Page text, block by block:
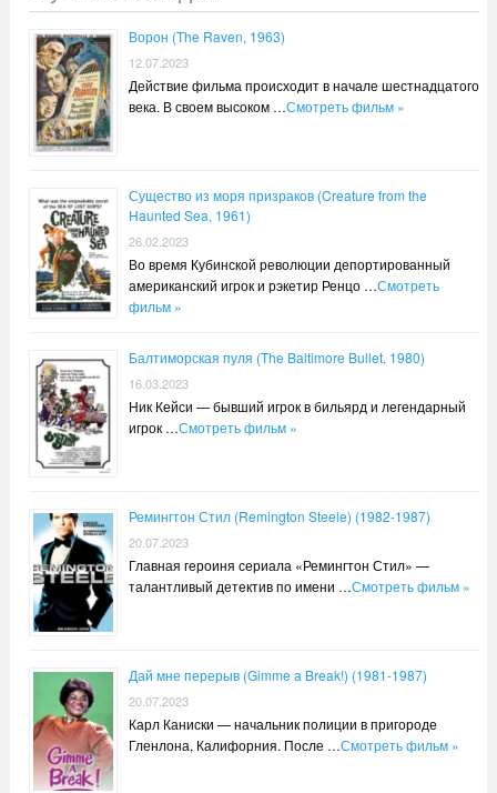
Ворон (The Raven, 1963)
12.07.2023
Действие фильма происходит в начале шестнадцатого
века. В своем высоком …Смотреть фильм »
Существо из моря призраков (Creature from the
Haunted Sea, 1961)
26.02.2023
Во время Кубинской революции депортированный
американский игрок и рэкетир Ренцо …Смотреть
фильм »
Балтиморская пуля (The Baltimore Bullet, 1980)
16.03.2023
Ник Кейси — бывший игрок в бильярд и легендарный
игрок …Смотреть фильм »
Ремингтон Стил (Remington Steele) (1982-1987)
20.07.2023
Главная героиня сериала «Ремингтон Стил» —
талантливый детектив по имени …Смотреть фильм »
Дай мне перерыв (Gimme a Break!) (1981-1987)
20.07.2023
Карл Каниски — начальник полиции в пригороде
Гленлона, Калифорния. После …Смотреть фильм »